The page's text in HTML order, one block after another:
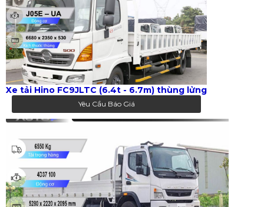
Xe tải Hino FC9JLTC (6.4t - 6.7m) thùng lửng
Yêu Cầu Báo Giá